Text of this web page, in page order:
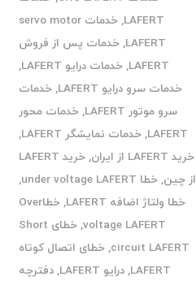
LAFERT
,
خدمات servo motor
LAFERT
,خدمات پس از فروش
LAFERT
,خدمات درایو LAFERT
,
خدمات سرو درایو LAFERT
,خدمات
سرو موتور LAFERT
,خدمات محور
LAFERT
,خدمات نمایشگر LAFERT
,
خرید LAFERT از ایران
,
خرید LAFERT
از چین,خطا under voltage LAFERT
,
خطا ولتاژ اضافه LAFERT
,
خطاOver
voltage LAFERT
,
خطای Short
circuit LAFERT
,خطای اتصال کوتاه
LAFERT
,درایو LAFERT ,دفترچه